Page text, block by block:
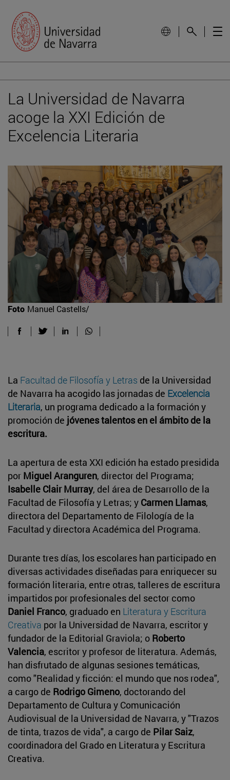
La Universidad de Navarra
acoge la XXI Edición de
Excelencia Literaria
Foto Manuel Castells/
La Facultad de Filosofía y Letras de la Universidad
de Navarra ha acogido las jornadas de Excelencia
Literaria, un programa dedicado a la formación y
promoción de jóvenes talentos en el ámbito de la
escritura.
La apertura de esta XXI edición ha estado presidida
por Miguel Aranguren, director del Programa;
Isabelle Clair Murray, del área de Desarrollo de la
Facultad de Filosofía y Letras; y Carmen Llamas,
directora del Departamento de Filología de la
Facultad y directora Académica del Programa.
Durante tres días, los escolares han participado en
diversas actividades diseñadas para enriquecer su
formación literaria, entre otras, talleres de escritura
impartidos por profesionales del sector como
Daniel Franco, graduado en Literatura y Escritura
Creativa por la Universidad de Navarra, escritor y
fundador de la Editorial Graviola; o Roberto
Valencia, escritor y profesor de literatura. Además,
han disfrutado de algunas sesiones temáticas,
como "Realidad y ficción: el mundo que nos rodea",
a cargo de Rodrigo Gimeno, doctorando del
Departamento de Cultura y Comunicación
Audiovisual de la Universidad de Navarra, y "Trazos
de tinta, trazos de vida", a cargo de Pilar Saiz,
coordinadora del Grado en Literatura y Escritura
Creativa.